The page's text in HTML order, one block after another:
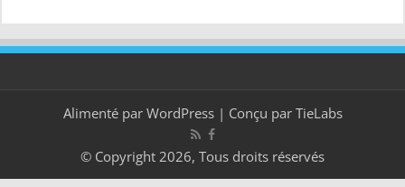
Alimenté par WordPress| Conçu par TieLabs
© Copyright 2026, Tous droits réservés